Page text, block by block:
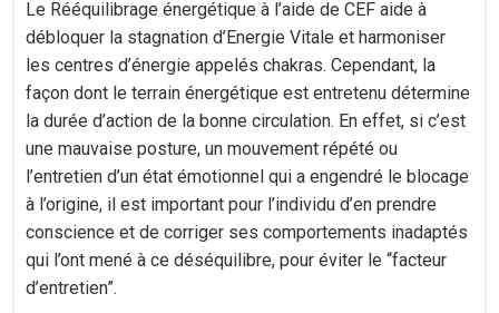
Le Rééquilibrage énergétique à l’aide de CEF aide à
débloquer la stagnation d’Energie Vitale et harmoniser
les centres d’énergie appelés chakras. Cependant, la
façon dont le terrain énergétique est entretenu détermine
la durée d’action de la bonne circulation. En effet, si c’est
une mauvaise posture, un mouvement répété ou
l’entretien d’un état émotionnel qui a engendré le blocage
à l’origine, il est important pour l’individu d’en prendre
conscience et de corriger ses comportements inadaptés
qui l’ont mené à ce déséquilibre, pour éviter le “facteur
d’entretien”.